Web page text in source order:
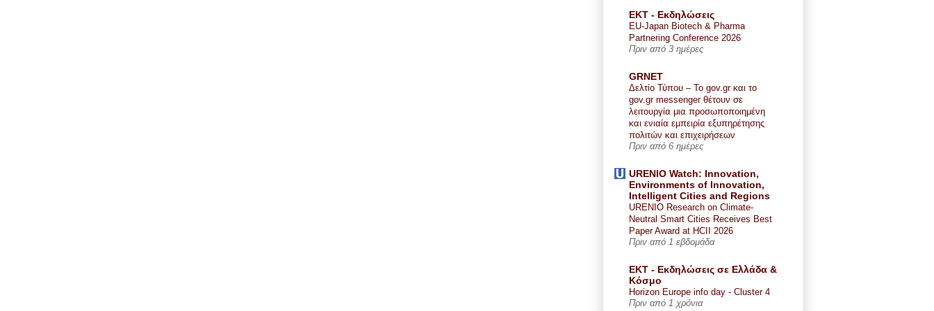
ΕΚΤ - Εκδηλώσεις
EU-Japan Biotech & Pharma
Partnering Conference 2026
Πριν από 3 ημέρες
GRNET
Δελτίο Τύπου – Το gov.gr και το
gov.gr messenger θέτουν σε
λειτουργία μια προσωποποιημένη
και ενιαία εμπειρία εξυπηρέτησης
πολιτών και επιχειρήσεων
Πριν από 6 ημέρες
URENIO Watch: Innovation,
Environments of Innovation,
Intelligent Cities and Regions
URENIO Research on Climate-
Neutral Smart Cities Receives Best
Paper Award at HCII 2026
Πριν από 1 εβδομάδα
ΕΚΤ - Εκδηλώσεις σε Ελλάδα &
Κόσμο
Horizon Europe info day - Cluster 4
Πριν από 1 χρόνια